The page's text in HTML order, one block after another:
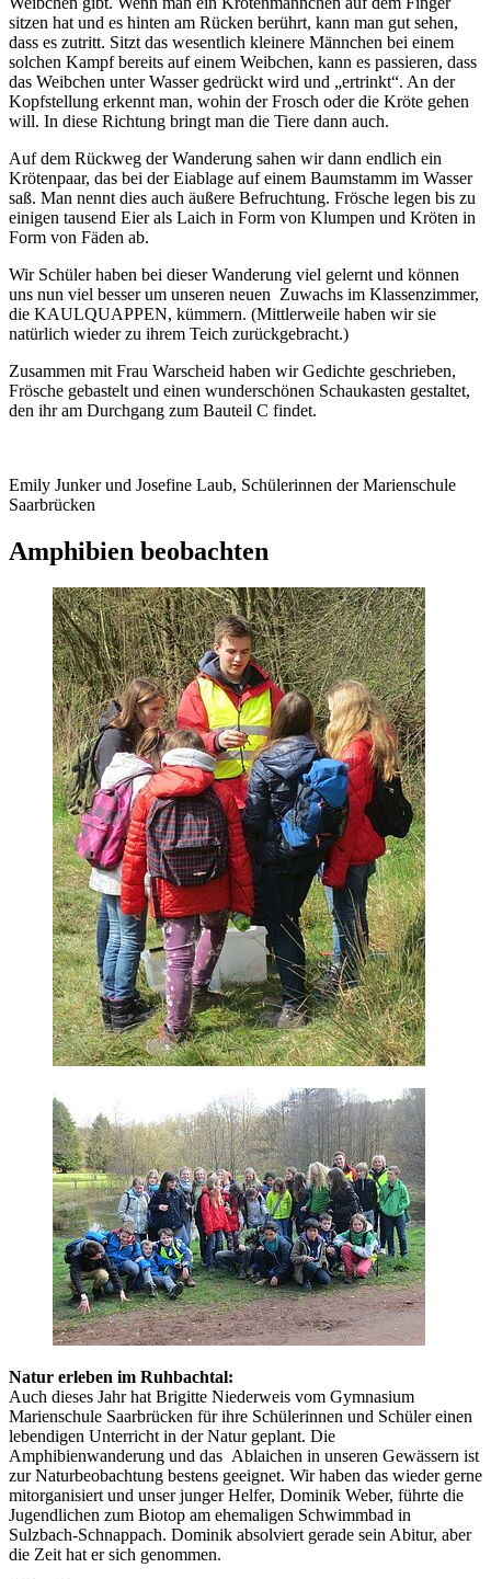
sitzen hat und es hinten am Rücken berührt, kann man gut sehen,
dass es zutritt. Sitzt das wesentlich kleinere Männchen bei einem
solchen Kampf bereits auf einem Weibchen, kann es passieren, dass
das Weibchen unter Wasser gedrückt wird und „ertrinkt“. An der
Kopfstellung erkennt man, wohin der Frosch oder die Kröte gehen
will. In diese Richtung bringt man die Tiere dann auch.
Auf dem Rückweg der Wanderung sahen wir dann endlich ein
Krötenpaar, das bei der Eiablage auf einem Baumstamm im Wasser
saß. Man nennt dies auch äußere Befruchtung. Frösche legen bis zu
einigen tausend Eier als Laich in Form von Klumpen und Kröten in
Form von Fäden ab.
Wir Schüler haben bei dieser Wanderung viel gelernt und können
uns nun viel besser um unseren neuen Zuwachs im Klassenzimmer,
die KAULQUAPPEN, kümmern. (Mittlerweile haben wir sie
natürlich wieder zu ihrem Teich zurückgebracht.)
Zusammen mit Frau Warscheid haben wir Gedichte geschrieben,
Frösche gebastelt und einen wunderschönen Schaukasten gestaltet,
den ihr am Durchgang zum Bauteil C findet.
Emily Junker und Josefine Laub, Schülerinnen der Marienschule
Saarbrücken
Amphibien beobachten
Natur erleben im Ruhbachtal:
Auch dieses Jahr hat Brigitte Niederweis vom Gymnasium
Marienschule Saarbrücken für ihre Schülerinnen und Schüler einen
lebendigen Unterricht in der Natur geplant. Die
Amphibienwanderung und das Ablaichen in unseren Gewässern ist
zur Naturbeobachtung bestens geeignet. Wir haben das wieder gerne
mitorganisiert und unser junger Helfer, Dominik Weber, führte die
Jugendlichen zum Biotop am ehemaligen Schwimmbad in
Sulzbach-Schnappach. Dominik absolviert gerade sein Abitur, aber
die Zeit hat er sich genommen.